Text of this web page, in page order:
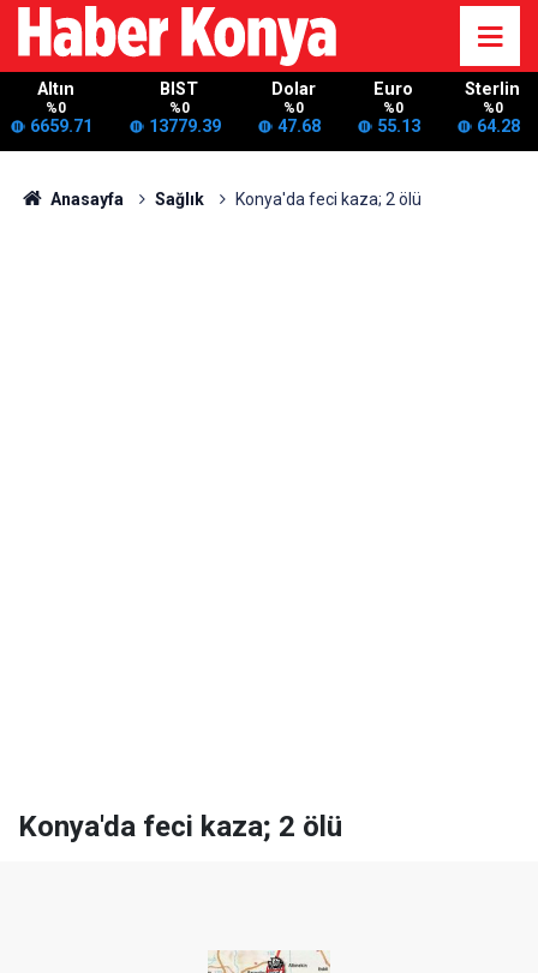
Altın
%0
6659.71
BIST
%0
13779.39
Dolar
%0
47.68
Euro
%0
55.13
Sterlin
%0
64.28
Anasayfa Sağlık Konya'da feci kaza; 2 ölü
Konya'da feci kaza; 2 ölü